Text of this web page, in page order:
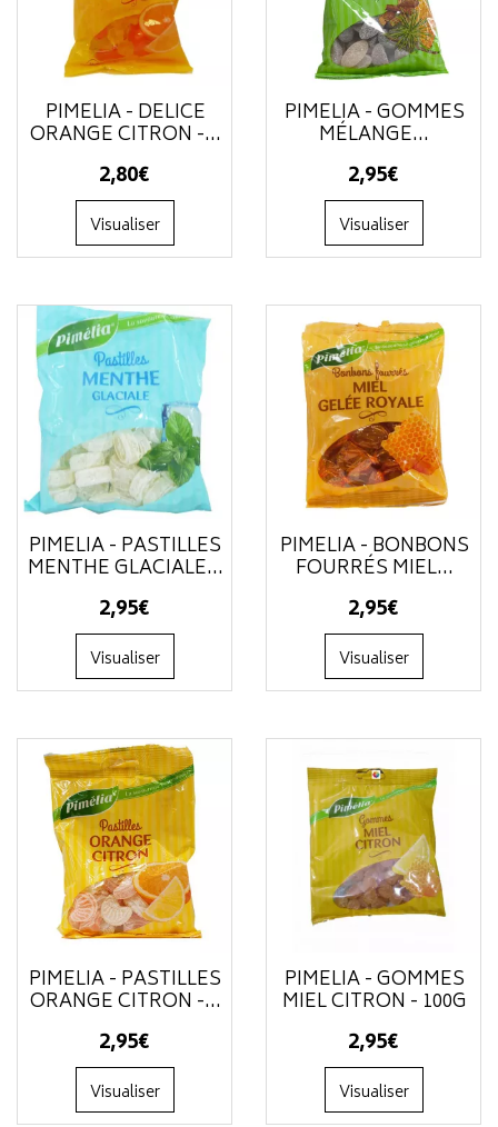
PIMÉLIA - DÉLICE
ORANGE CITRON -...
2,80€
Visualiser
PIMÉLIA - GOMMES
MÉLANGE...
2,95€
Visualiser
PIMÉLIA - PASTILLES
MENTHE GLACIALE...
2,95€
Visualiser
PIMÉLIA - BONBONS
FOURRÉS MIEL...
2,95€
Visualiser
PIMÉLIA - PASTILLES
ORANGE CITRON -...
2,95€
Visualiser
PIMÉLIA - GOMMES
MIEL CITRON - 100G
2,95€
Visualiser